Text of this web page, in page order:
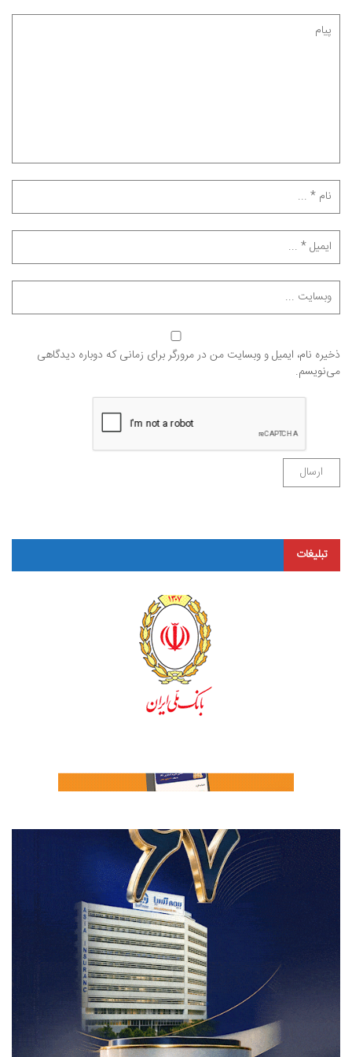
ذخیره نام، ایمیل و وبسایت من در مرورگر برای زمانی که دوباره دیدگاهی
می‌نویسم.
تبلیغات